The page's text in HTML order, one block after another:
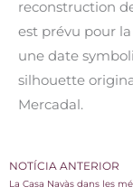
reconstruction
est prévu pour
une date
silhouette
Mercadal.
NOTÍCIA ANTERIOR